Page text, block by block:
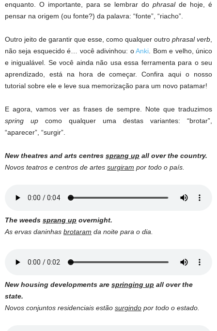
enquanto. O importante, para se lembrar do phrasalde hoje, é
pensar na origem (ou fonte?) da palavra: “fonte”, “riacho”.
Outro jeito de garantir que esse, como qualquer outro phrasal verb
não seja esquecido é… você adivinhou: oAnki . Bom e velho, único
e inigualável. Se você ainda não usa essa ferramenta para o seu
aprendizado, está na hora de começar. Confira aqui o nosso
tutorial sobre ele e leve sua memorização para um novo patamar!
E agora, vamos ver as frases de sempre. Note que traduzimos
spring
up como qualquer uma destas variantes: “brotar”,
“aparecer”, “surgir”.
New theatres and arts centres sprang up all over the country.
Novos teatros e centros de artes surgiram por todo o país.
The weeds sprang up overnight.
As ervas daninhas brotaram da noite para o dia.
New housing developments are springing up all over the
state.
Novos conjuntos residenciais estão surgindo por todo o estado.